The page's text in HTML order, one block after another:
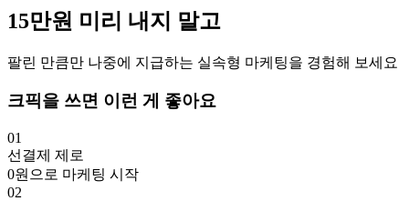
15만원 미리 내지 말고
팔린 만큼만 나중에 지급하는 실속형 마케팅을 경험해 보세요
크픽을 쓰면 이런 게 좋아요
01
선결제 제로
0원으로 마케팅 시작
02